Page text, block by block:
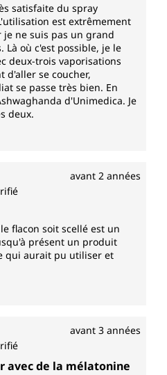
satisfaite du spray
est extrêmement
ne suis pas un grand
où c'est possible, je le
deux-trois vaporisations
d'aller se coucher,
se passe très bien. En
d'Unimedica. Je
deux.
avant 2 années
étoiles
flacon soit scellé est un
présent un produit
qui aurait pu utiliser et
avant 3 années
étoiles
avec de la mélatonine